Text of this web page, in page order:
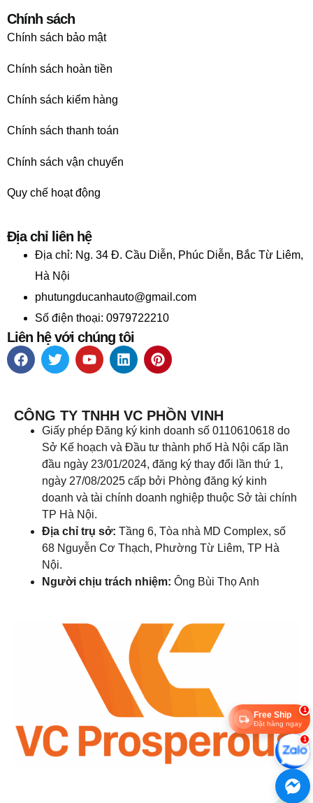
Chính sách
Chính sách bảo mật
Chính sách hoàn tiền
Chính sách kiểm hàng
Chính sách thanh toán
Chính sách vận chuyển
Quy chế hoạt động
Địa chỉ liên hệ
Địa chỉ: Ng. 34 Đ. Cầu Diễn, Phúc Diễn, Bắc Từ Liêm,
Hà Nội
phutungducanhauto@gmail.com
Số điện thoại: 0979722210
Liên hệ với chúng tôi
CÔNG TY TNHH VC PHỒN VINH
Giấy phép Đăng ký kinh doanh số 0110610618 do
Sở Kế hoạch và Đầu tư thành phố Hà Nội cấp lần
đầu ngày 23/01/2024, đăng ký thay đổi lần thứ 1,
ngày 27/08/2025 cấp bởi Phòng đăng ký kinh
doanh và tài chính doanh nghiệp thuộc Sở tài chính
TP Hà Nội.
Địa chỉ trụ sở: Tầng 6, Tòa nhà MD Complex, số
68 Nguyễn Cơ Thạch, Phường Từ Liêm, TP Hà
Nội.
Người chịu trách nhiệm: Ông Bùi Thọ Anh
1
Free Ship
Đặt hàng ngay
1